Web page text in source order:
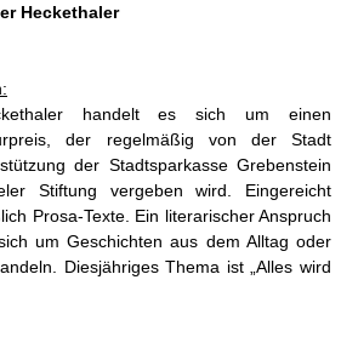
Heckethaler
handelt es sich um einen
der regelmäßig von der Stadt
der Stadtsparkasse Grebenstein
Stiftung vergeben wird. Eingereicht
Prosa-Texte. Ein literarischer Anspruch
um Geschichten aus dem Alltag oder
Diesjähriges Thema ist „Alles wird